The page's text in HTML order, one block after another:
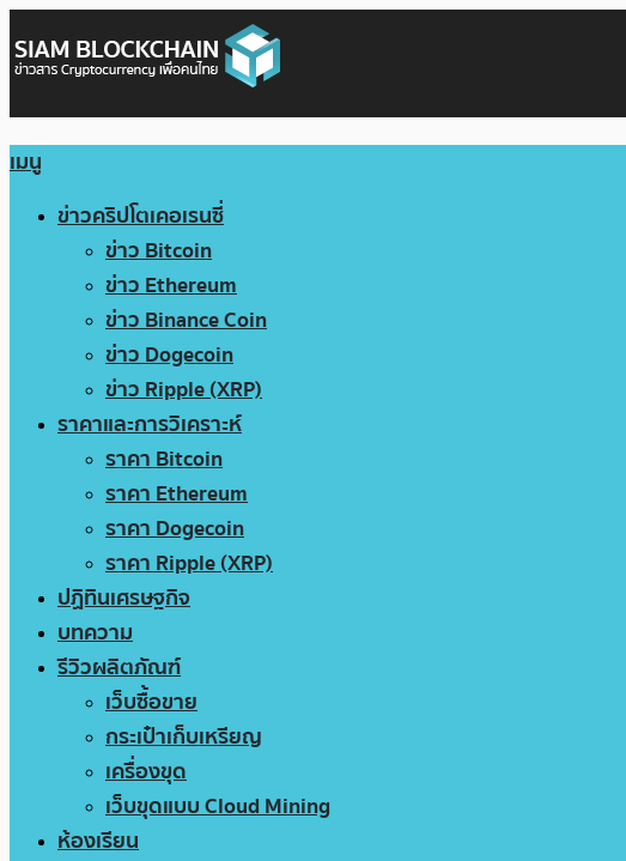
เมนู
ข่าวคริปโตเคอเรนซี่
ข่าว Bitcoin
ข่าว Ethereum
ข่าว Binance Coin
ข่าว Dogecoin
ข่าว Ripple (XRP)
ราคาและการวิเคราะห์
ราคา Bitcoin
ราคา Ethereum
ราคา Dogecoin
ราคา Ripple (XRP)
ปฏิทินเศรษฐกิจ
บทความ
รีวิวผลิตภัณฑ์
เว็บซื้อขาย
กระเป๋าเก็บเหรียญ
เครื่องขุด
เว็บขุดแบบ Cloud Mining
ห้องเรียน